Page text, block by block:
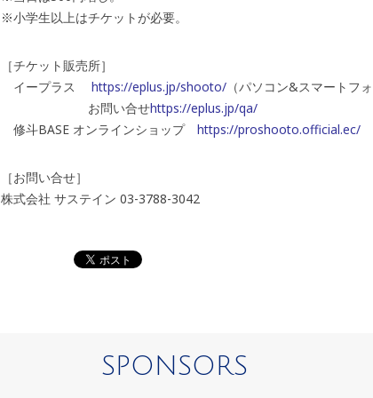
※小学生以上はチケットが必要。
［チケット販売所］
イープラス https://eplus.jp/shooto/ （パソコン&スマートフ
お問い合せhttps://eplus.jp/qa/
修斗BASE オンラインショップ https://proshooto.official.ec/
［お問い合せ］
株式会社 サステイン 03-3788-3042
SPONSORS